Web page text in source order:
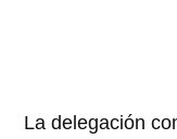
La delegación